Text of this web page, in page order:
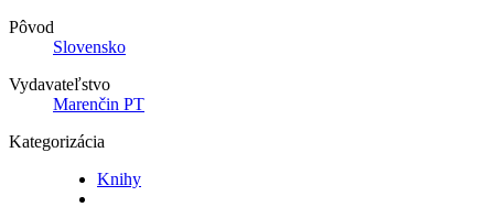
Pôvod
Slovensko
Vydavateľstvo
Marenčin PT
Kategorizácia
Knihy